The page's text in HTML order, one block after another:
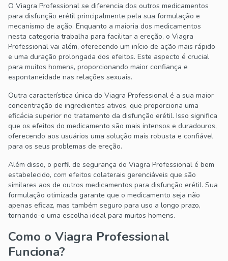
O Viagra Professional se diferencia dos outros medicamentos
para disfunção erétil principalmente pela sua formulação e
mecanismo de ação. Enquanto a maioria dos medicamentos
nesta categoria trabalha para facilitar a ereção, o Viagra
Professional vai além, oferecendo um início de ação mais rápido
e uma duração prolongada dos efeitos. Este aspecto é crucial
para muitos homens, proporcionando maior confiança e
espontaneidade nas relações sexuais.
Outra característica única do Viagra Professional é a sua maior
concentração de ingredientes ativos, que proporciona uma
eficácia superior no tratamento da disfunção erétil. Isso significa
que os efeitos do medicamento são mais intensos e duradouros,
oferecendo aos usuários uma solução mais robusta e confiável
para os seus problemas de ereção.
Além disso, o perfil de segurança do Viagra Professional é bem
estabelecido, com efeitos colaterais gerenciáveis que são
similares aos de outros medicamentos para disfunção erétil. Sua
formulação otimizada garante que o medicamento seja não
apenas eficaz, mas também seguro para uso a longo prazo,
tornando-o uma escolha ideal para muitos homens.
Como o Viagra Professional
Funciona?